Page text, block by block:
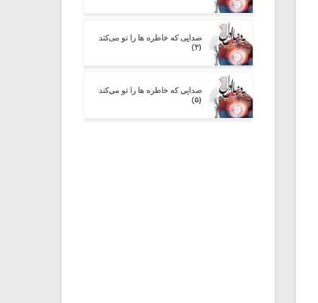
صدایی که خاطره ها را نو می‌کند
(۴)
صدایی که خاطره ها را نو می‌کند
(۵)